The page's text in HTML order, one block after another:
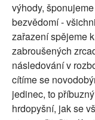
SOCIÁLNÍ SÍTĚ
RUBRIKY
PLNÁ VERZE
výhody,
bezvědomí -
zařazení spějeme
zabroušených
následování v
cítíme se
jedinec, to
hrdopyšní, jak se